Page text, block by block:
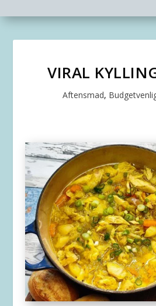
VIRAL
Aftensmad,